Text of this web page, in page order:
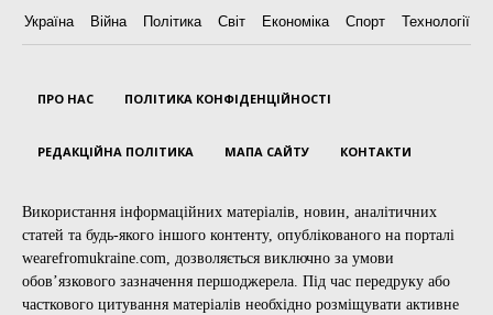
Україна Війна Політика Світ Економіка Спорт Технології
ПРО НАС ПОЛІТИКА КОНФІДЕНЦІЙНОСТІ
РЕДАКЦІЙНА ПОЛІТИКА МАПА САЙТУ КОНТАКТИ
Використання інформаційних матеріалів, новин, аналітичних
статей та будь-якого іншого контенту, опублікованого на порталі
wearefromukraine.com, дозволяється виключно за умови
обов’язкового зазначення першоджерела. Під час передруку або
часткового цитування матеріалів необхідно розміщувати активне